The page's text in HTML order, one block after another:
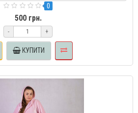
0
500 грн.
- +
КУПИТИ